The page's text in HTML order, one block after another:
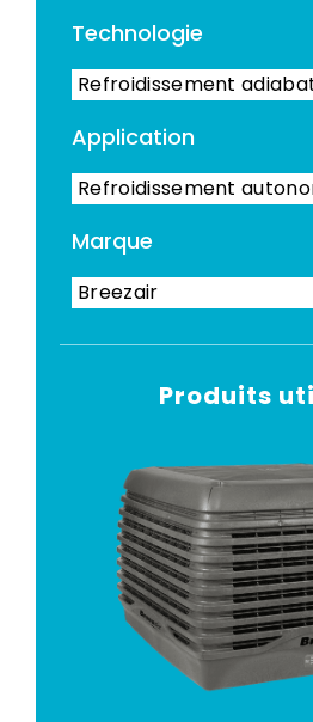
Technologie
Refroidissement
Application
Refroidissement
Marque
Breezair
Produits